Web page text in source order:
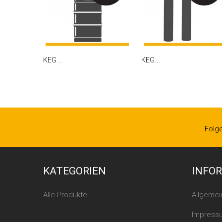
KEG... KEG...
KATEGORIEN
Alle Produkte